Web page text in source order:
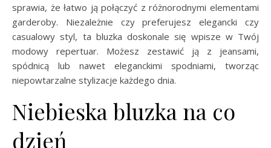
sprawia, że łatwo ją połączyć z różnorodnymi elementami
garderoby. Niezależnie czy preferujesz elegancki czy
casualowy styl, ta bluzka doskonale się wpisze w Twój
modowy repertuar. Możesz zestawić ją z jeansami,
spódnicą lub nawet eleganckimi spodniami, tworząc
niepowtarzalne stylizacje każdego dnia.
Niebieska bluzka na co
dzień